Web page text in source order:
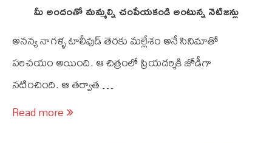
మీ అందంతో మమ్మల్ని చంపేయకండి అంటున్న నెటిజన్లు
అనన్య నాగళ్ళ టాలీవుడ్ తెరకు మల్లేశం అనే సినిమాతో
పరిచయం అయింది. ఆ చిత్రంలో ప్రియదర్శికి జోడీగా
నటించింది. ఆ తర్వాత …
Read more